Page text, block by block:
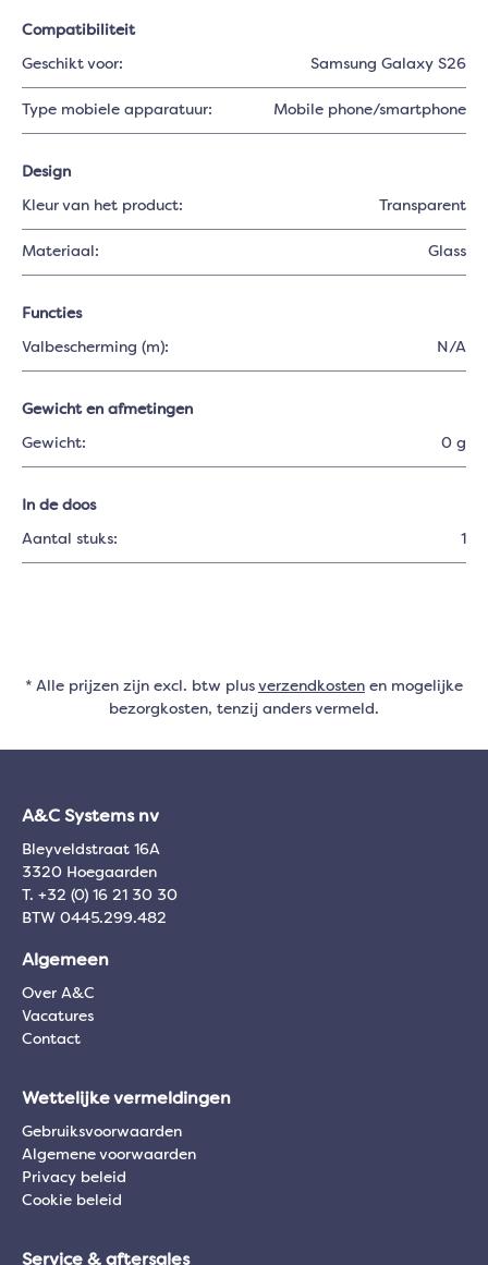
Compatibiliteit
Geschikt voor: Samsung Galaxy S26
Type mobiele apparatuur: Mobile phone/smartphone
Design
Kleur van het product: Transparent
Materiaal: Glass
Functies
Valbescherming (m): N/A
Gewicht en afmetingen
Gewicht: 0 g
In de doos
Aantal stuks: 1
* Alle prijzen zijn excl. btw plus verzendkosten en mogelijke
bezorgkosten, tenzij anders vermeld.
A&C Systems nv
Bleyveldstraat 16A
3320 Hoegaarden
T. +32 (0) 16 21 30 30
BTW 0445.299.482
Algemeen
Over A&C
Vacatures
Contact
Wettelijke vermeldingen
Gebruiksvoorwaarden
Algemene voorwaarden
Privacy beleid
Cookie beleid
Service & aftersales